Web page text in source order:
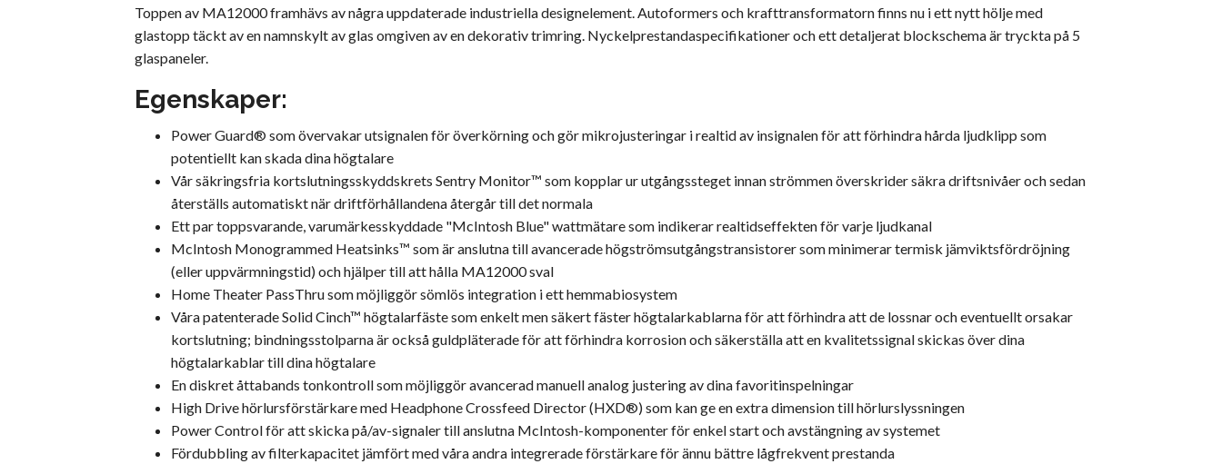
Toppen av MA12000 framhävs av några uppdaterade industriella designelement. Autoformers och krafttransformatorn finns nu i ett nytt hölje med
glastopp täckt av en namnskylt av glas omgiven av en dekorativ trimring. Nyckelprestandaspecifikationer och ett detaljerat blockschema är tryckta på 5
glaspaneler.
Egenskaper:
Power Guard® som övervakar utsignalen för överkörning och gör mikrojusteringar i realtid av insignalen för att förhindra hårda ljudklipp som
potentiellt kan skada dina högtalare
Vår säkringsfria kortslutningsskyddskrets Sentry Monitor™ som kopplar ur utgångssteget innan strömmen överskrider säkra driftsnivåer och sedan
återställs automatiskt när driftförhållandena återgår till det normala
Ett par toppsvarande, varumärkesskyddade "McIntosh Blue" wattmätare som indikerar realtidseffekten för varje ljudkanal
McIntosh Monogrammed Heatsinks™ som är anslutna till avancerade högströmsutgångstransistorer som minimerar termisk jämviktsfördröjning
(eller uppvärmningstid) och hjälper till att hålla MA12000 sval
Home Theater PassThru som möjliggör sömlös integration i ett hemmabiosystem
Våra patenterade Solid Cinch™ högtalarfäste som enkelt men säkert fäster högtalarkablarna för att förhindra att de lossnar och eventuellt orsakar
kortslutning; bindningsstolparna är också guldpläterade för att förhindra korrosion och säkerställa att en kvalitetssignal skickas över dina
högtalarkablar till dina högtalare
En diskret åttabands tonkontroll som möjliggör avancerad manuell analog justering av dina favoritinspelningar
High Drive hörlursförstärkare med Headphone Crossfeed Director (HXD®) som kan ge en extra dimension till hörlurslyssningen
Power Control för att skicka på/av-signaler till anslutna McIntosh-komponenter för enkel start och avstängning av systemet
Fördubbling av filterkapacitet jämfört med våra andra integrerade förstärkare för ännu bättre lågfrekvent prestanda